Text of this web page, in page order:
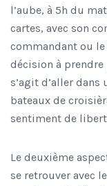
l’aube, à 5h du
cartes, avec son
commandant ou
décision à
s’agit d’aller
bateaux de
sentiment de
Le deuxième
se retrouver avec